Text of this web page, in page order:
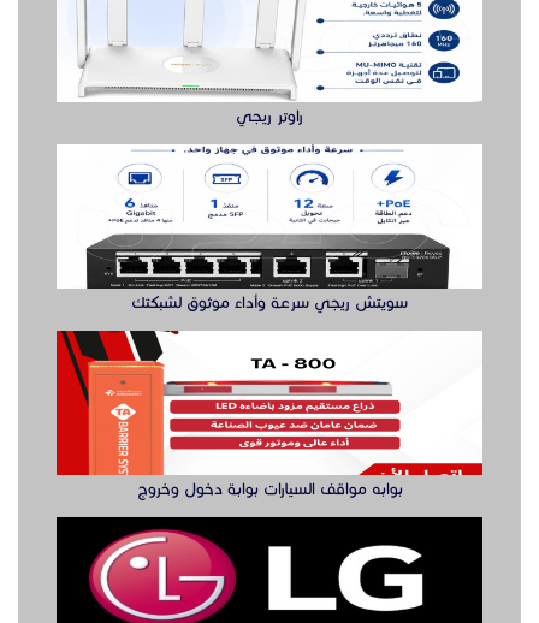
راوتر ريجي
سويتش ريجي سرعة وأداء موثوق لشبكتك
بوابه مواقف السيارات بوابة دخول وخروج